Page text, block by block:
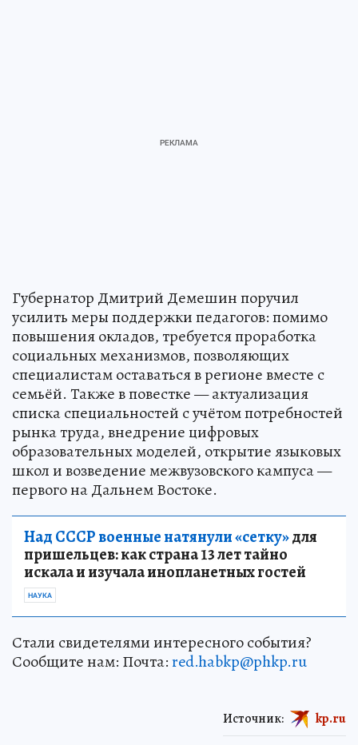
Губернатор Дмитрий Демешин поручил
усилить меры поддержки педагогов: помимо
повышения окладов, требуется проработка
социальных механизмов, позволяющих
специалистам оставаться в регионе вместе с
семьёй. Также в повестке — актуализация
списка специальностей с учётом потребностей
рынка труда, внедрение цифровых
образовательных моделей, открытие языковых
школ и возведение межвузовского кампуса —
первого на Дальнем Востоке.
Над СССР военные натянули «сетку»для
пришельцев: как страна 13 лет тайно
искала и изучала инопланетных гостей
НАУКА
Стали свидетелями интересного события?
Сообщите нам: Почта:red.habkp@phkp.ru
Источник: kp.ru